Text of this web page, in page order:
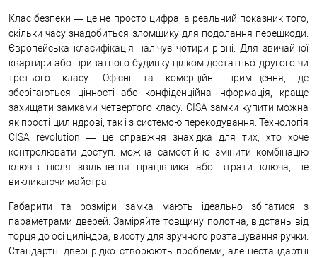
Клас безпеки — це не просто цифра, а реальний показник того,
скільки часу знадобиться зломщику для подолання перешкоди.
Європейська класифікація налічує чотири рівні. Для звичайної
квартири або приватного будинку цілком достатньо другого чи
третього класу. Офісні та комерційні приміщення, де
зберігаються цінності або конфіденційна інформація, краще
захищати замками четвертого класу. CISA замки купити можна
як прості циліндрові, так і з системою перекодування. Технологія
CISA revolution — це справжня знахідка для тих, хто хоче
контролювати доступ: можна самостійно змінити комбінацію
ключів після звільнення працівника або втрати ключа, не
викликаючи майстра.
Габарити та розміри замка мають ідеально збігатися з
параметрами дверей. Заміряйте товщину полотна, відстань від
торця до осі циліндра, висоту для зручного розташування ручки.
Стандартні двері рідко створюють проблеми, але нестандартні